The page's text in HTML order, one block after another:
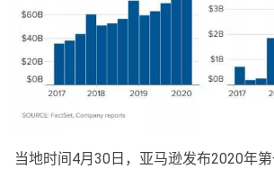
当地时间4月30日，亚马逊发布2020年